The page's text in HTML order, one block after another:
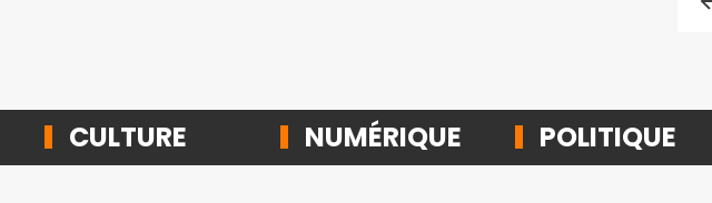
CULTURE NUMÉRIQUE POLITIQUE